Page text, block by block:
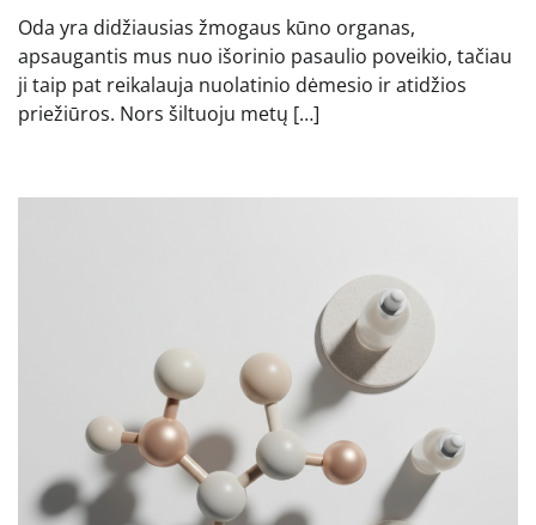
Oda yra didžiausias žmogaus kūno organas,
apsaugantis mus nuo išorinio pasaulio poveikio, tačiau
ji taip pat reikalauja nuolatinio dėmesio ir atidžios
priežiūros. Nors šiltuoju metų […]